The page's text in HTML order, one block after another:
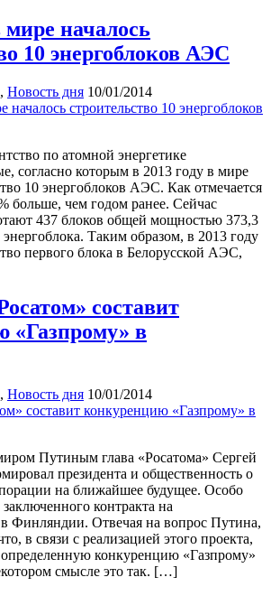
мире началось
10 энергоблоков АЭС
, Новость дня 10/01/2014
по атомной энергетике
согласно которым в 2013 году в мире
10 энергоблоков АЭС. Как отмечается
больше, чем годом ранее. Сейчас
437 блоков общей мощностью 373,3
энергоблока. Таким образом, в 2013 году
первого блока в Белорусской АЭС,
составит
«Газпрому» в
, Новость дня 10/01/2014
Путиным глава «Росатома» Сергей
президента и общественность о
на ближайшее будущее. Особо
контракта на
Финляндии. Отвечая на вопрос Путина,
в связи с реализацией этого проекта,
определенную конкуренцию «Газпрому»
смысле это так. […]